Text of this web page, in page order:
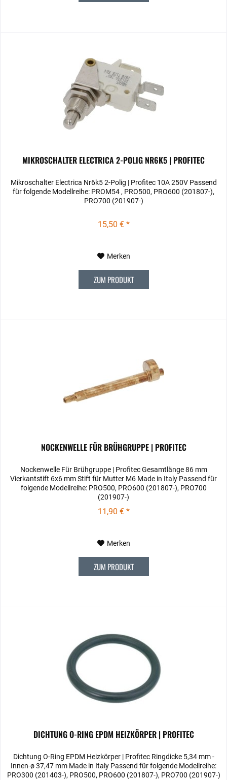
MIKROSCHALTER ELECTRICA 2-POLIG NR6K5 | PROFITEC
Mikroschalter Electrica Nr6k5 2-Polig | Profitec 10A 250V Passend
für folgende Modellreihe: PROM54 , PRO500, PRO600 (201807-),
PRO700 (201907-)
15,50 € *
Merken
ZUM PRODUKT
NOCKENWELLE FÜR BRÜHGRUPPE | PROFITEC
Nockenwelle Für Brühgruppe | Profitec Gesamtlänge 86 mm
Vierkantstift 6x6 mm Stift für Mutter M6 Made in Italy Passend für
folgende Modellreihe: PRO500, PRO600 (201807-), PRO700
(201907-)
11,90 € *
Merken
ZUM PRODUKT
DICHTUNG O-RING EPDM HEIZKÖRPER | PROFITEC
Dichtung O-Ring EPDM Heizkörper | Profitec Ringdicke 5,34 mm -
Innen-ø 37,47 mm Made in Italy Passend für folgende Modellreihe:
PRO300 (201403-), PRO500, PRO600 (201807-), PRO700 (201907-)